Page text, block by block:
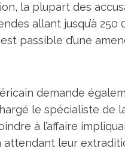
la plupart des
allant jusqu’à
passible d’une
demande
le spécialiste de
à l’affaire
attendant leur